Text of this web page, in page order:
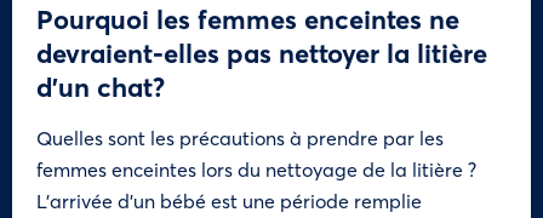
Pourquoi les femmes enceintes ne
devraient-elles pas nettoyer la litière
d’un chat?
Quelles sont les précautions à prendre par les
femmes enceintes lors du nettoyage de la litière ?
L’arrivée d’un bébé est une période remplie